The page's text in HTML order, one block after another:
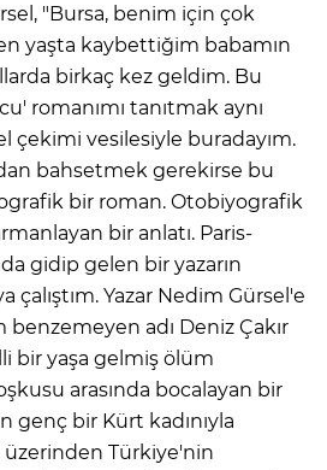
"Bursa, benim için çok
yaşta kaybettiğim babamın
birkaç kez geldim. Bu
romanımı tanıtmak aynı
çekimi vesilesiyle buradayım.
bahsetmek gerekirse bu
bir roman. Otobiyografik
bir anlatı. Paris-
gidip gelen bir yazarın
çalıştım. Yazar Nedim Gürsel'e
adı Deniz Çakır
bir yaşa gelmiş ölüm
arasında bocalayan bir
genç bir Kürt kadınıyla
üzerinden Türkiye'nin